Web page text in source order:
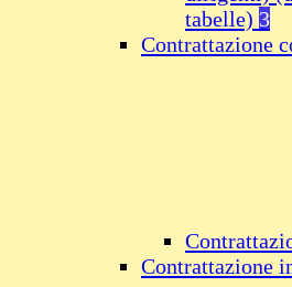
tabelle) 3
Contrattazione
Contrattazione